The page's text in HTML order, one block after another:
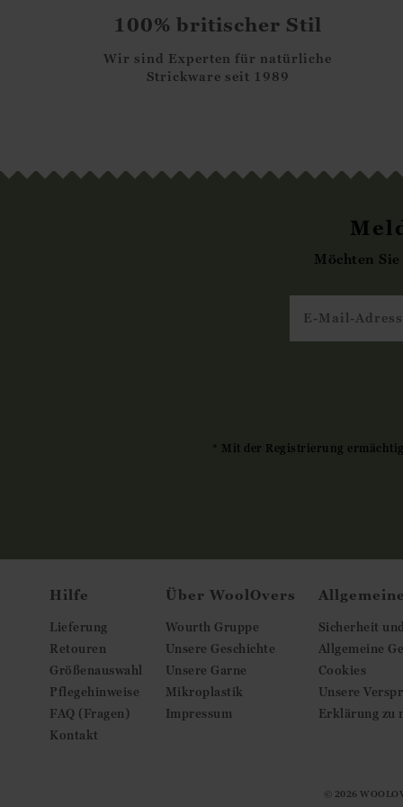
100% britischer Stil
Wir sind Experten für natürliche
Strickware seit 1989
Möchten
* Mit der Registrierung
Hilfe
Lieferung
Retouren
Größenauswahl
Pflegehinweise
FAQ (Fragen)
Kontakt
Über WoolOvers
Wourth Gruppe
Unsere Geschichte
Unsere Garne
Mikroplastik
Impressum
Sicherheit
Allgemeine
Cookies
Unsere
Erklärung zu
© 2026